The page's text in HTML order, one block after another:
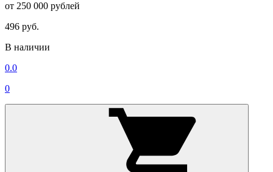
от 250 000 рублей
496 руб.
В наличии
0.0
0